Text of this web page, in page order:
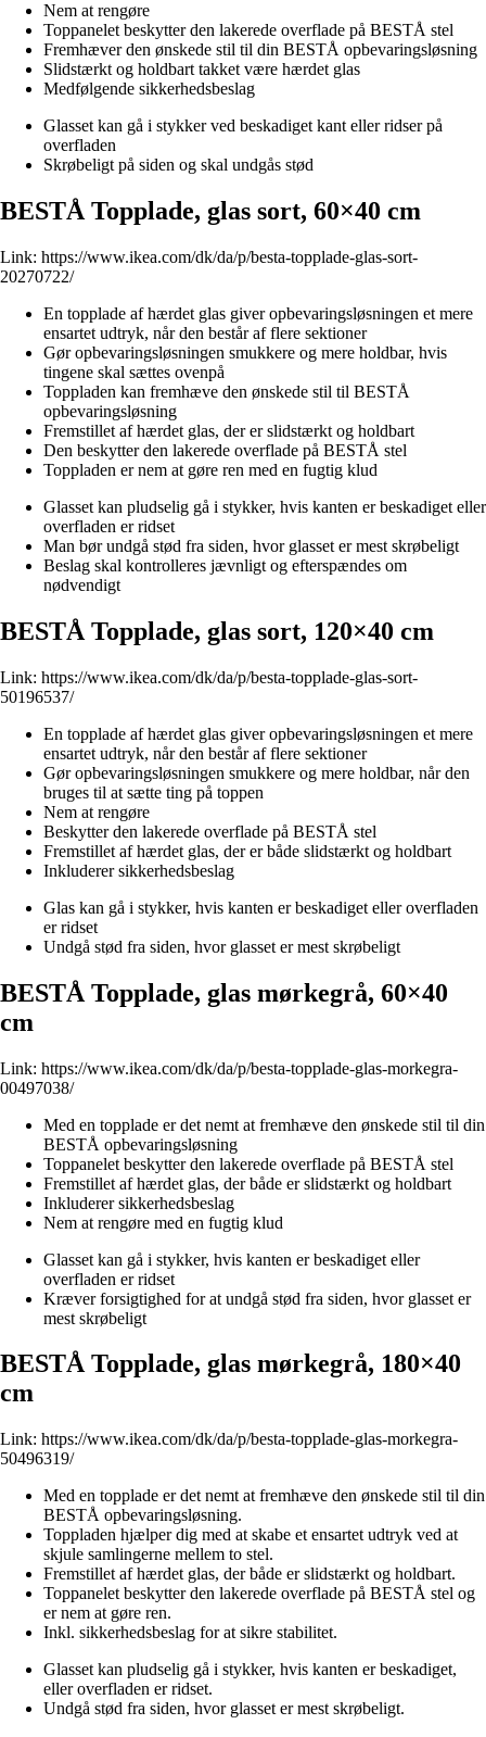
Nem at rengøre
Toppanelet beskytter den lakerede overflade på BESTÅ stel
Fremhæver den ønskede stil til din BESTÅ opbevaringsløsning
Slidstærkt og holdbart takket være hærdet glas
Medfølgende sikkerhedsbeslag
Glasset kan gå i stykker ved beskadiget kant eller ridser på
overfladen
Skrøbeligt på siden og skal undgås stød
BESTÅ Topplade, glas sort, 60×40 cm
Link: https://www.ikea.com/dk/da/p/besta-topplade-glas-sort-
20270722/
En topplade af hærdet glas giver opbevaringsløsningen et mere
ensartet udtryk, når den består af flere sektioner
Gør opbevaringsløsningen smukkere og mere holdbar, hvis
tingene skal sættes ovenpå
Toppladen kan fremhæve den ønskede stil til BESTÅ
opbevaringsløsning
Fremstillet af hærdet glas, der er slidstærkt og holdbart
Den beskytter den lakerede overflade på BESTÅ stel
Toppladen er nem at gøre ren med en fugtig klud
Glasset kan pludselig gå i stykker, hvis kanten er beskadiget eller
overfladen er ridset
Man bør undgå stød fra siden, hvor glasset er mest skrøbeligt
Beslag skal kontrolleres jævnligt og efterspændes om
nødvendigt
BESTÅ Topplade, glas sort, 120×40 cm
Link: https://www.ikea.com/dk/da/p/besta-topplade-glas-sort-
50196537/
En topplade af hærdet glas giver opbevaringsløsningen et mere
ensartet udtryk, når den består af flere sektioner
Gør opbevaringsløsningen smukkere og mere holdbar, når den
bruges til at sætte ting på toppen
Nem at rengøre
Beskytter den lakerede overflade på BESTÅ stel
Fremstillet af hærdet glas, der er både slidstærkt og holdbart
Inkluderer sikkerhedsbeslag
Glas kan gå i stykker, hvis kanten er beskadiget eller overfladen
er ridset
Undgå stød fra siden, hvor glasset er mest skrøbeligt
BESTÅ Topplade, glas mørkegrå, 60×40
cm
Link: https://www.ikea.com/dk/da/p/besta-topplade-glas-morkegra-
00497038/
Med en topplade er det nemt at fremhæve den ønskede stil til din
BESTÅ opbevaringsløsning
Toppanelet beskytter den lakerede overflade på BESTÅ stel
Fremstillet af hærdet glas, der både er slidstærkt og holdbart
Inkluderer sikkerhedsbeslag
Nem at rengøre med en fugtig klud
Glasset kan gå i stykker, hvis kanten er beskadiget eller
overfladen er ridset
Kræver forsigtighed for at undgå stød fra siden, hvor glasset er
mest skrøbeligt
BESTÅ Topplade, glas mørkegrå, 180×40
cm
Link: https://www.ikea.com/dk/da/p/besta-topplade-glas-morkegra-
50496319/
Med en topplade er det nemt at fremhæve den ønskede stil til din
BESTÅ opbevaringsløsning.
Toppladen hjælper dig med at skabe et ensartet udtryk ved at
skjule samlingerne mellem to stel.
Fremstillet af hærdet glas, der både er slidstærkt og holdbart.
Toppanelet beskytter den lakerede overflade på BESTÅ stel og
er nem at gøre ren.
Inkl. sikkerhedsbeslag for at sikre stabilitet.
Glasset kan pludselig gå i stykker, hvis kanten er beskadiget,
eller overfladen er ridset.
Undgå stød fra siden, hvor glasset er mest skrøbeligt.